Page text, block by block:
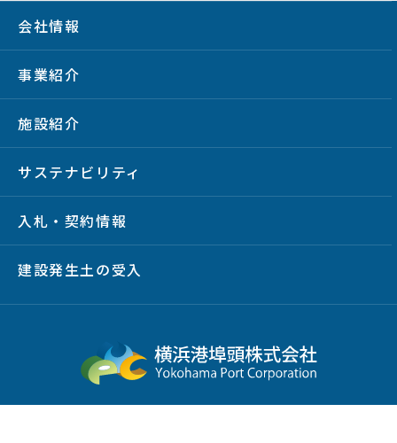
会社情報
事業紹介
施設紹介
サステナビリティ
入札・契約情報
建設発生土の受入